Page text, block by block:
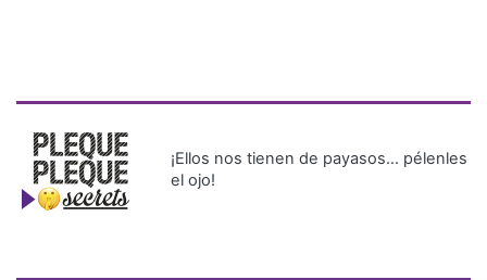
¡Ellos nos tienen de payasos… pélenles
el ojo!